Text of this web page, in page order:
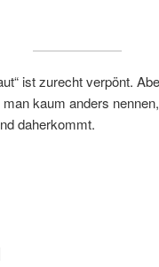
ist zurecht verpönt.
kaum anders
daherkommt.